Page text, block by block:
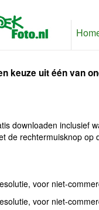
keuze uit één van
downloaden inclusief
de rechtermuisknop
voor niet-
voor niet-